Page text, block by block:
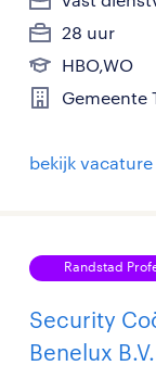
28 uur
HBO,WO
Gemeente
bekijk vacature
Randstad
Security
Benelux B.V.